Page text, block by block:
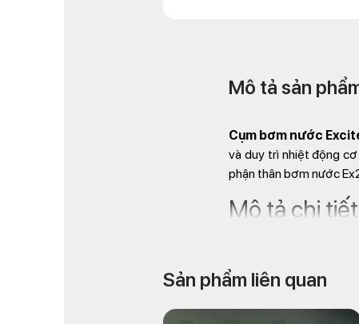
Mô tả sản
Cụm bơm nước
và duy trì nhiệt động
phận thân bơm nước
Mô tả chi
Sản phẩm liên quan